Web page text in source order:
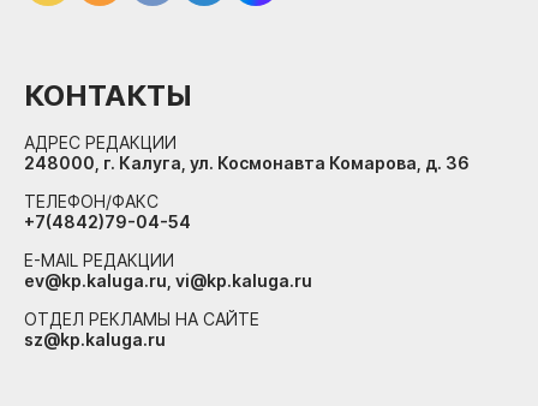
КОНТАКТЫ
АДРЕС РЕДАКЦИИ
248000, г. Калуга, ул. Космонавта Комарова, д. 36
ТЕЛЕФОН/ФАКС
+7(4842)79-04-54
E-MAIL РЕДАКЦИИ
ev@kp.kaluga.ru, vi@kp.kaluga.ru
ОТДЕЛ РЕКЛАМЫ НА САЙТЕ
sz@kp.kaluga.ru